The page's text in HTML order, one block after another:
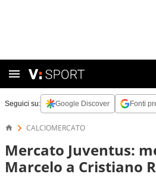
Seguici su: Google Discover Fonti
CALCIOMERCATO
Mercato Juventus:
Marcelo a Cristiano